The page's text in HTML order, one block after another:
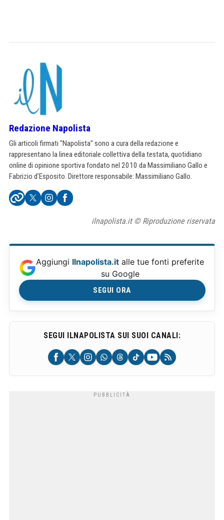
Redazione Napolista
Gli articoli firmati "Napolista" sono a cura della redazione e
rappresentano la linea editoriale collettiva della testata, quotidiano
online di opinione sportiva fondato nel 2010 da Massimiliano Gallo e
Fabrizio d'Esposito. Direttore responsabile: Massimiliano Gallo.
ilnapolista.it © Riproduzione riservata
Aggiungi Ilnapolista.it alle tue fonti preferite
su Google
SEGUI ORA
SEGUI ILNAPOLISTA SUI SUOI CANALI: